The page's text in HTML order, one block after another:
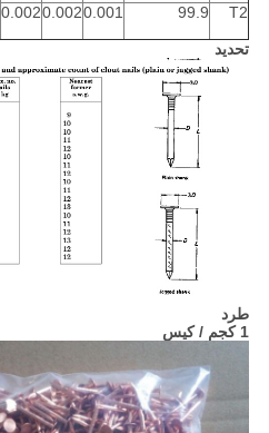
T2
99.9
0.001
0.002
0.002
تحديد
طرد
1 كجم / كيس